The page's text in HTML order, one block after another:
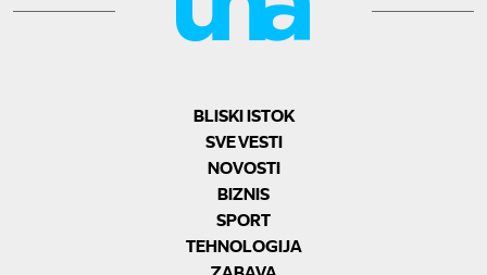
BLISKI ISTOK
SVE VESTI
NOVOSTI
BIZNIS
SPORT
TEHNOLOGIJA